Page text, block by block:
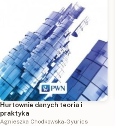
Hurtownie danych teoria i
praktyka
Agnieszka Chodkowska-Gyurics